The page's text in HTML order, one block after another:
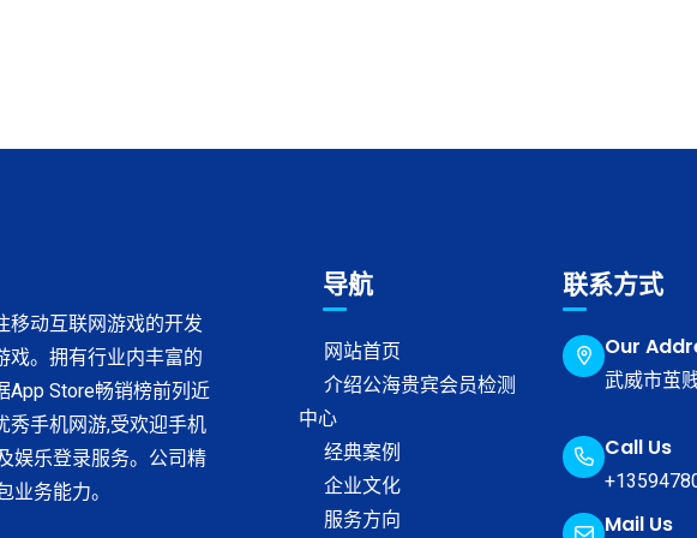
移动互联网游戏的开发
戏。拥有行业内丰富的
App Store畅销榜前列近
秀手机网游,受欢迎手机
娱乐登录服务。公司精
业务能力。
导航
网站首页
介绍公海贵宾会员检测
中心
经典案例
企业文化
服务方向
联系方式
Our
武威市茧
Call Us
Mail Us